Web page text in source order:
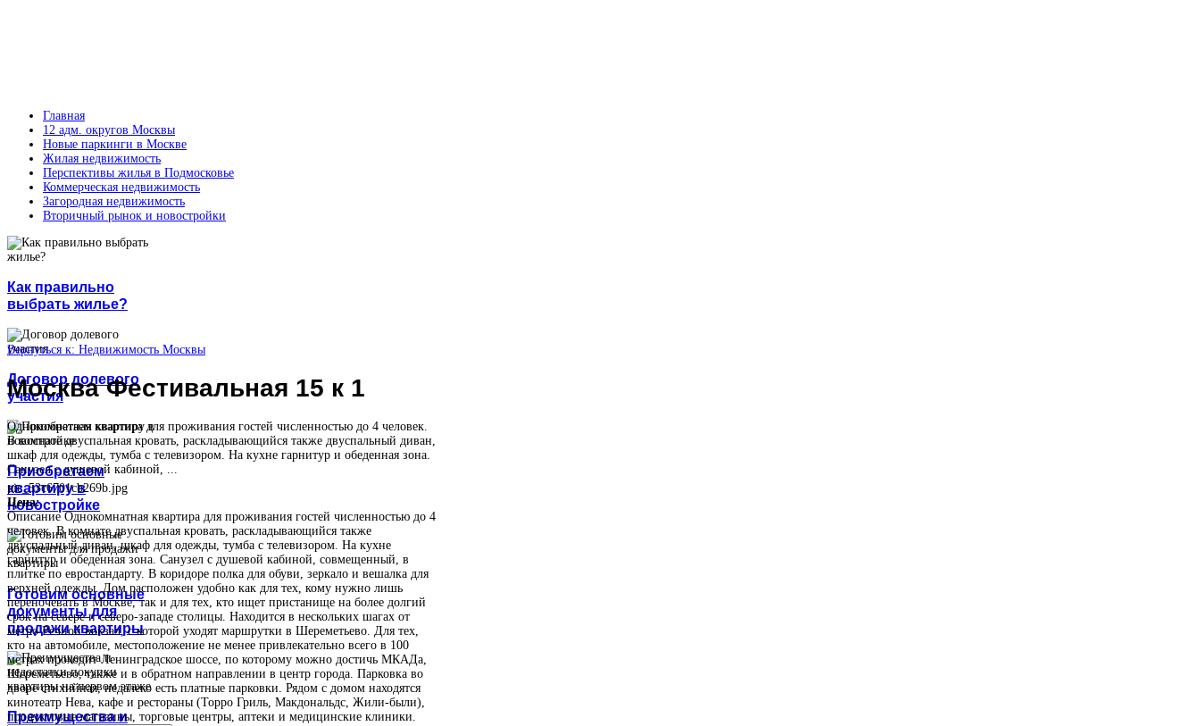
Главная
12 адм. округов Москвы
Новые паркинги в Москве
Жилая недвижимость
Перспективы жилья в Подмосковье
Коммерческая недвижимость
Загородная недвижимость
Вторичный рынок и новостройки
Как правильно
выбрать жилье?
Договор долевого
участия
Приобретаем
квартиру в
новостройке
Готовим основные
документы для
продажи квартиры
Преимущества и
Вернуться к: Недвижимость Москвы
Москва Фестивальная 15 к 1
Однокомнатная квартира для проживания гостей численностью до 4 человек.
В комнате двуспальная кровать, раскладывающийся также двуспальный диван,
шкаф для одежды, тумба с телевизором. На кухне гарнитур и обеденная зона.
Санузел с душевой кабиной, ...
pic_53c6701cb269b.jpg
Цена:
ОписаниеОднокомнатная квартира для проживания гостей численностью до 4
человек. В комнате двуспальная кровать, раскладывающийся также
двуспальный диван, шкаф для одежды, тумба с телевизором. На кухне
гарнитур и обеденная зона. Санузел с душевой кабиной, совмещенный, в
плитке по евростандарту. В коридоре полка для обуви, зеркало и вешалка для
верхней одежды. Дом расположен удобно как для тех, кому нужно лишь
переночевать в Москве, так и для тех, кто ищет пристанище на более долгий
срок на севере и северо-западе столицы. Находится в нескольких шагах от
метро Речной вокзал, с которой уходят маршрутки в Шереметьево. Для тех,
кто на автомобиле, местоположение не менее привлекательно всего в 100
метрах проходит Ленинградское шоссе, по которому можно достичь МКАДа,
Шереметьево, также и в обратном направлении в центр города. Парковка во
дворе стихийная, недалеко есть платные парковки. Рядом с домом находятся
кинотеатр Нева, кафе и рестораны (Торро Гриль, Макдональдс, Жили-были),
продуктовые магазины, торговые центры, аптеки и медицинские клиники.